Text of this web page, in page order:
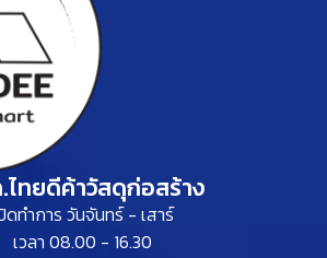
ไทยดีค้าวัสดุก่อสร้าง
ดทำการ วันจันทร์ - เสาร์
เวลา 08.00 - 16.30